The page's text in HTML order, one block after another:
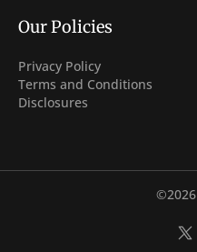
Our Policies
Privacy Policy
Terms and Conditions
Disclosures
©2026